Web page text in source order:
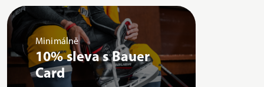
Minimálně
10% sleva s Bauer
Card